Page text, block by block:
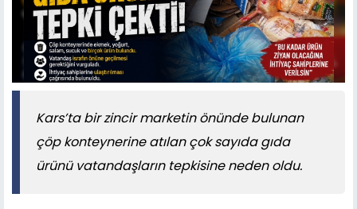
Kars’ta bir zincir marketin önünde bulunan
çöp konteynerine atılan çok sayıda gıda
ürünü vatandaşların tepkisine neden oldu.